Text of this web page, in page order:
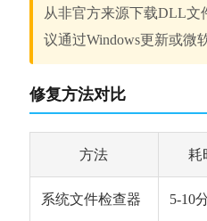
从非官方来源下载DLL文
议通过Windows更新或微
修复方法对比
方法 耗
系统文件检查器 5-10